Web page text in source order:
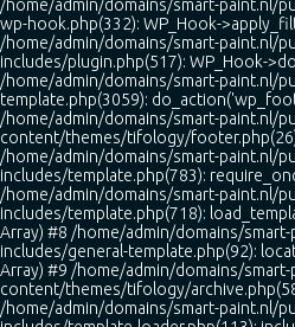
/home/admin/domains/smart-paint.nl/
wp-hook.php(332): WP_Hook-
/home/admin/domains/smart-paint.nl/
includes/plugin.php(517): WP_Hook-
/home/admin/domains/smart-paint.nl/
template.php(3059):
/home/admin/domains/smart-paint.nl/
content/themes/tifology/
/home/admin/domains/smart-paint.nl/
includes/template.php(783):
/home/admin/domains/smart-paint.nl/
includes/template.php(718):
Array) #8 /home/admin/domains/
includes/general-template.php(92):
Array) #9 /home/admin/domains/
content/themes/tifology/
/home/admin/domains/smart-paint.nl/